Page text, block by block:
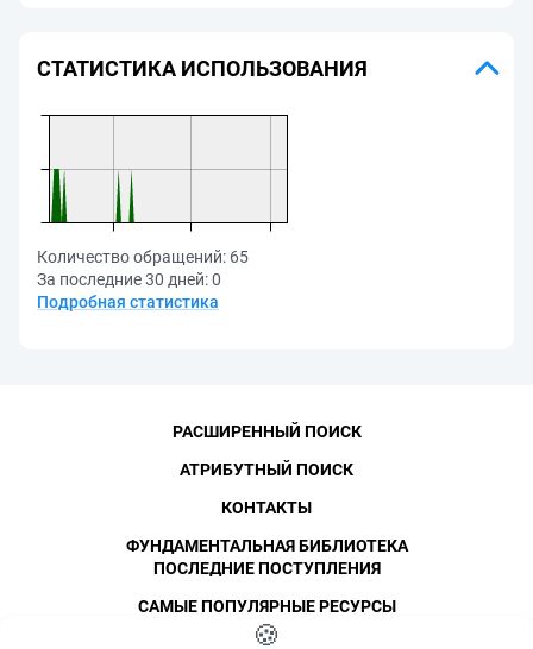
СТАТИСТИКА ИСПОЛЬЗОВАНИЯ
Количество обращений: 65
За последние 30 дней:0
Подробная статистика
СПбПУ, 1996-2026
РАСШИРЕННЫЙ ПОИСК
АТРИБУТНЫЙ ПОИСК
КОНТАКТЫ
ФУНДАМЕНТАЛЬНАЯ БИБЛИОТЕКА
ПОСЛЕДНИЕ ПОСТУПЛЕНИЯ
САМЫЕ ПОПУЛЯРНЫЕ РЕСУРСЫ
🍪